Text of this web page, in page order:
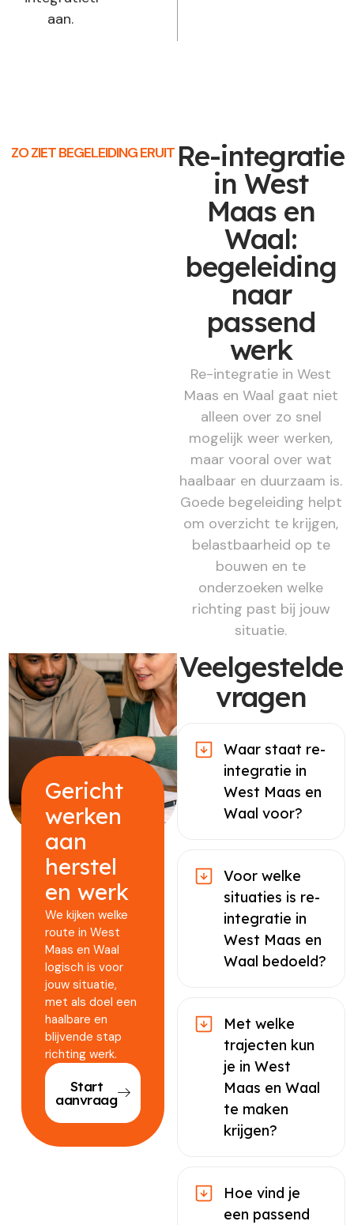
aan.
ZO ZIET BEGELEIDING ERUIT Re-integratie
in West
Maas en
Waal:
begeleiding
naar
passend
werk
Re-integratie in West
Maas en Waal gaat niet
alleen over zo snel
mogelijk weer werken,
maar vooral over wat
haalbaar en duurzaam is.
Goede begeleiding helpt
om overzicht te krijgen,
belastbaarheid op te
bouwen en te
onderzoeken welke
richting past bij jouw
situatie.
Gericht
werken
aan
herstel
en werk
We kijken welke
route in West
Maas en Waal
logisch is voor
jouw situatie,
met als doel een
haalbare en
blijvende stap
richting werk.
Start
aanvraag
Veelgestelde
vragen
Waar staat re-
integratie in
West Maas en
Waal voor?
Voor welke
situaties is re-
integratie in
West Maas en
Waal bedoeld?
Met welke
trajecten kun
je in West
Maas en Waal
te maken
krijgen?
Hoe vind je
een passend